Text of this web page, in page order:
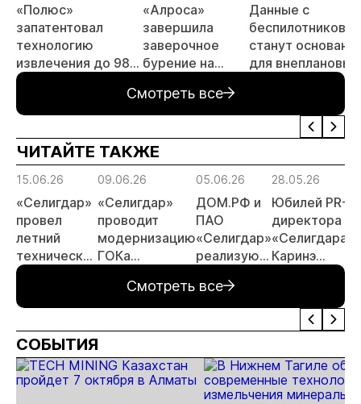
«Полюс»
запатентовал
технологию
извлечения до 98%
золота из
металлургического
шлака
«Алроса»
завершила
заверочное
бурение на
месторождении
Дегдекан
Данные с
беспилотников
станут
для внеплановых
Смотреть все
ЧИТАЙТЕ ТАКЖЕ
15.06.26
«Селигдар»
провел
летний
технический
совет
09.06.26
«Селигдар»
проводит
модернизацию
ГОКа
Якутии
05.06.26
ДОМ.РФ и
ПАО
«Селигдар»
реализуют
пилотный
проект
28.05.26
Юбилей PR-
директора
«Селигдара»
Каринэ
Смотреть все
СОБЫТИЯ